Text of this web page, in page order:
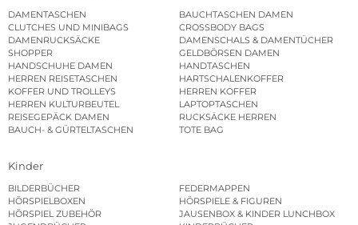
DAMENTASCHEN
BAUCHTASCHEN DAMEN
CLUTCHES UND MINIBAGS
CROSSBODY BAGS
DAMENRUCKSÄCKE
DAMENSCHALS & DAMENTÜCHER
SHOPPER
GELDBÖRSEN DAMEN
HANDSCHUHE DAMEN
HANDTASCHEN
HERREN REISETASCHEN
HARTSCHALENKOFFER
KOFFER UND TROLLEYS
HERREN KOFFER
HERREN KULTURBEUTEL
LAPTOPTASCHEN
REISEGEPÄCK DAMEN
RUCKSÄCKE HERREN
BAUCH- & GÜRTELTASCHEN
TOTE BAG
Kinder
BILDERBÜCHER
FEDERMAPPEN
HÖRSPIELBOXEN
HÖRSPIELE & FIGUREN
HÖRSPIEL ZUBEHÖR
JAUSENBOX & KINDER LUNCHBOX